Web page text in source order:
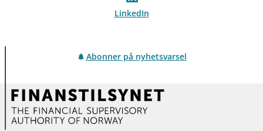
LinkedIn
Abonner på nyhetsvarsel